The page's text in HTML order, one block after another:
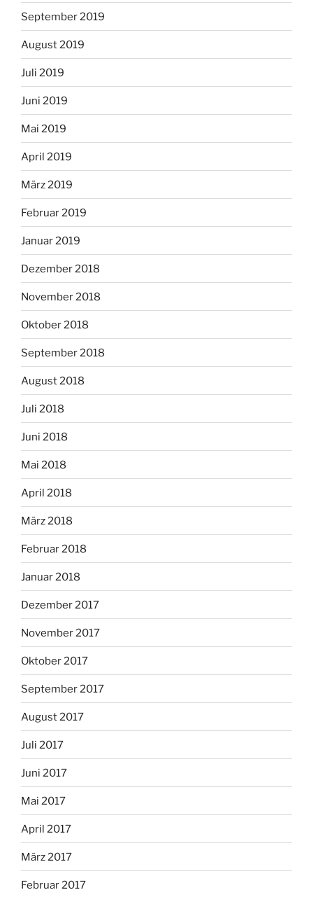
September 2019
August 2019
Juli 2019
Juni 2019
Mai 2019
April 2019
März 2019
Februar 2019
Januar 2019
Dezember 2018
November 2018
Oktober 2018
September 2018
August 2018
Juli 2018
Juni 2018
Mai 2018
April 2018
März 2018
Februar 2018
Januar 2018
Dezember 2017
November 2017
Oktober 2017
September 2017
August 2017
Juli 2017
Juni 2017
Mai 2017
April 2017
März 2017
Februar 2017